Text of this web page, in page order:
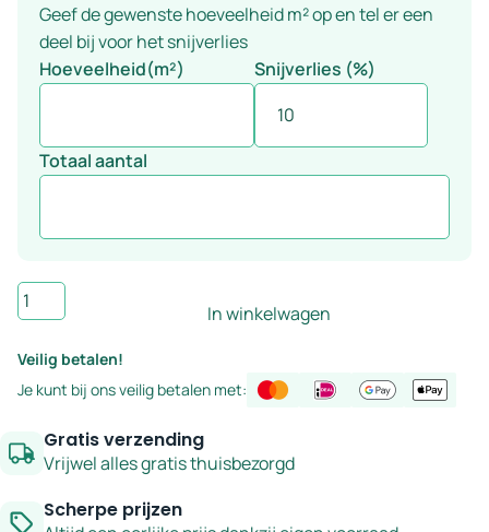
Geef de gewenste hoeveelheid m² op en tel er een
deel bij voor het snijverlies
Hoeveelheid(m²)
Snijverlies (%)
Totaal aantal
Wand-
en
vloertegel
greige
12x12
–
Arans
In winkelwagen
Veilig betalen!
Je kunt bij ons veilig betalen met:
Gratis verzending
Vrijwel alles gratis thuisbezorgd
Scherpe prijzen